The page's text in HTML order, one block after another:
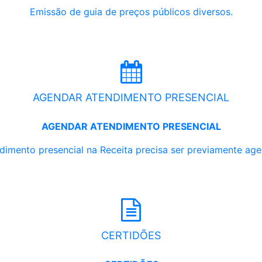
Emissão de guia de preços públicos diversos.
AGENDAR ATENDIMENTO PRESENCIAL
AGENDAR ATENDIMENTO PRESENCIAL
presencial na Receita precisa ser previamente
CERTIDÕES